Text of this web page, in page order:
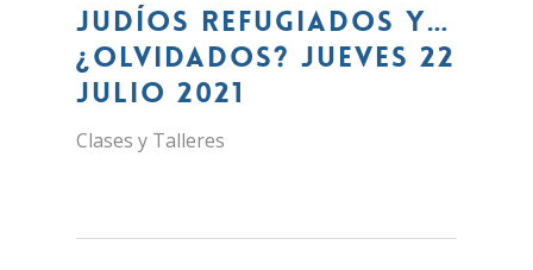
Hit enter to search or ESC to close
Judíos refugiados y…
¿olvidados? jueves 22
julio 2021
Clases y Talleres